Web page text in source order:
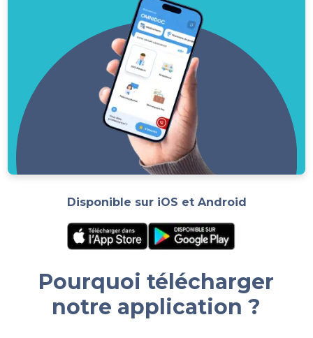
Disponible sur iOS et Android
Pourquoi télécharger
notre application ?